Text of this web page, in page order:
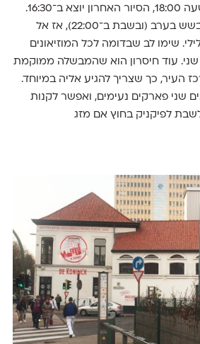
המבקרים פתוח עד השעה 18:00, הסיור האחרון יוצא ב־16:30.
גם הבר נסגר בימי חול בשש בערב (ובשבת ב־22:00), אז אל
שימו לב שבדומה לכל המוזיאונים
שני. עוד חיסרון הוא שהמבשלה ממוקמת
העיר, כך שצריך להגיע אליה במיוחד.
שני פארקים נעימים, ואפשר לקנות
לפיקניק בחוץ אם מזג